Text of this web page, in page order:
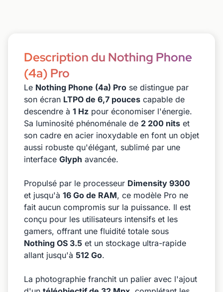
Description du Nothing Phone
(4a) Pro
Le Nothing Phone (4a) Pro se distingue par
son écran LTPO de 6,7 pouces capable de
descendre à 1 Hz pour économiser l'énergie.
Sa luminosité phénoménale de 2 200 nits et
son cadre en acier inoxydable en font un objet
aussi robuste qu'élégant, sublimé par une
interface Glyph avancée.
Propulsé par le processeur Dimensity 9300
et jusqu'à 16 Go de RAM, ce modèle Pro ne
fait aucun compromis sur la puissance. Il est
conçu pour les utilisateurs intensifs et les
gamers, offrant une fluidité totale sous
Nothing OS 3.5 et un stockage ultra-rapide
allant jusqu'à 512 Go.
La photographie franchit un palier avec l'ajout